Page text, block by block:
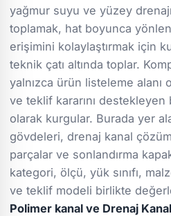
yağmur suyu ve yüzey
toplamak, hat boyunca
erişimini kolaylaştırmak için
teknik çatı altında toplar.
yalnızca ürün listeleme alanı
ve teklif kararını
olarak kurgular. Burada yer
gövdeleri, drenaj kanal
parçalar ve sonlandırma
kategori, ölçü, yük sınıfı,
ve teklif modeli birlikte
Polimer kanal ve Drenaj Kanal